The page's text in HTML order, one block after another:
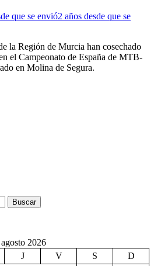
que se envió2 años desde que se
la Región de Murcia han cosechado
el Campeonato de España de MTB-
en Molina de Segura.
agosto 2026
J V S
D